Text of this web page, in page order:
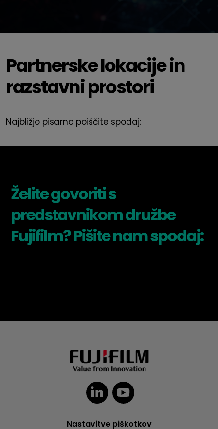
Partnerske lokacije in
razstavni prostori
Najbližjo pisarno poiščite spodaj:
Želite govoriti s
predstavnikom družbe
Fujifilm? Pišite nam spodaj:
Nastavitve piškotkov